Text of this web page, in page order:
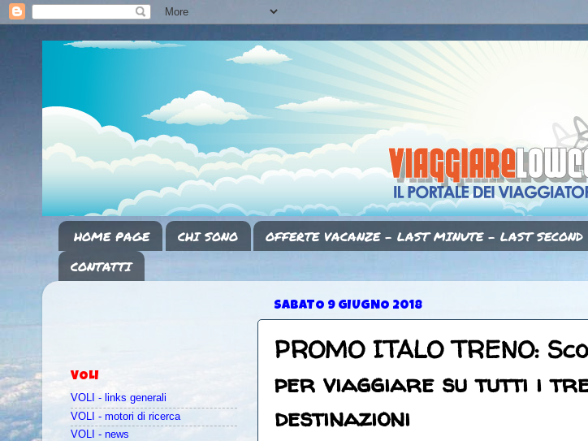
HOME PAGE CHI SONO OFFERTE VACANZE - LAST MINUTE - LAST
CONTATTI
SABATO 9 GIUGNO 2018
PROMO ITALO TRENO:
per viaggiare su tutti i
destinazioni
VOLI
VOLI - links generali
VOLI - motori di ricerca
VOLI - news